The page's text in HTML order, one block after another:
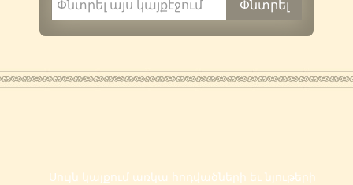
Սույն կայքում առկա հոդվածների եւ նյութերի